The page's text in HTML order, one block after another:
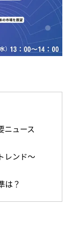
ニュース
レンド〜
は？